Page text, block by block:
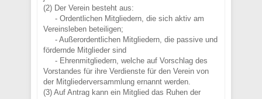
(2) Der Verein besteht aus:
- Ordentlichen Mitgliedern, die sich aktiv am
Vereinsleben beteiligen;
- Außerordentlichen Mitgliedern, die passive und
fördernde Mitglieder sind
- Ehrenmitgliedern, welche auf Vorschlag des
Vorstandes für ihre Verdienste für den Verein von
der Mitgliederversammlung ernannt werden.
(3) Auf Antrag kann ein Mitglied das Ruhen der